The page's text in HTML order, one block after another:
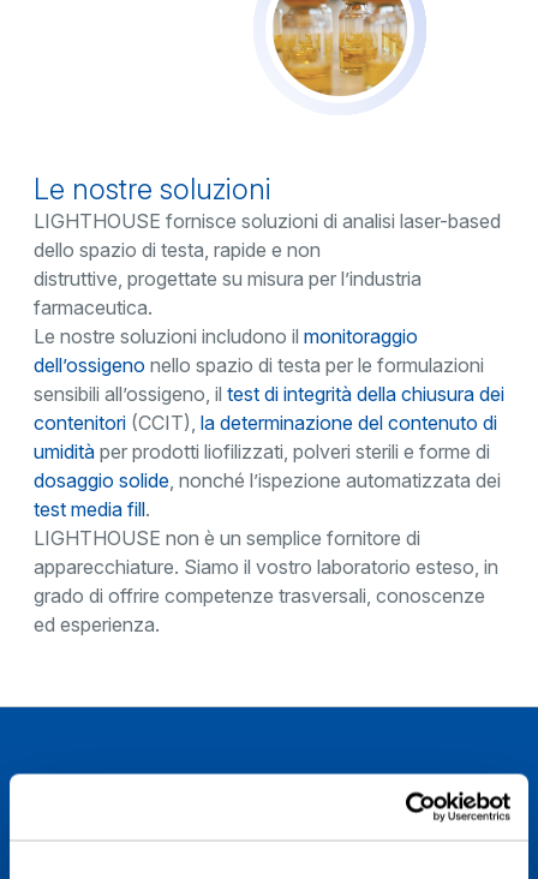
Le nostre soluzioni
LIGHTHOUSE fornisce soluzioni di analisi laser-based
dello spazio di testa, rapide e non
distruttive, progettate su misura per l’industria
farmaceutica.
Le nostre soluzioni includono il monitoraggio
dell’ossigeno nello spazio di testa per le formulazioni
sensibili all’ossigeno, il test di integrità della chiusura dei
contenitori (CCIT), la determinazione del contenuto di
umidità per prodotti liofilizzati, polveri sterili e forme di
dosaggio solide, nonché l’ispezione automatizzata dei
test media fill.
LIGHTHOUSE non è un semplice fornitore di
apparecchiature. Siamo il vostro laboratorio esteso, in
grado di offrire competenze trasversali, conoscenze
ed esperienza.
In LIGHTHOUSE, ci impegniamo a fornirti